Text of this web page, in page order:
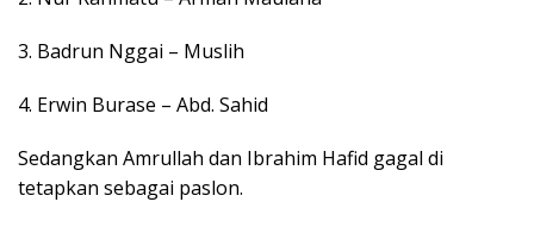
3. Badrun Nggai – Muslih
4. Erwin Burase – Abd. Sahid
Sedangkan Amrullah dan Ibrahim Hafid gagal di
tetapkan sebagai paslon.